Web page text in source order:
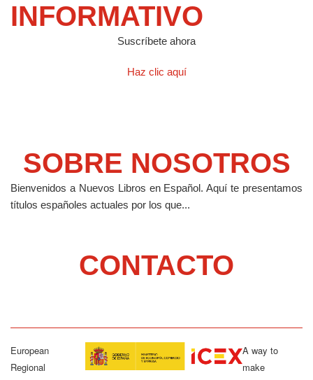
INFORMATIVO
Suscríbete ahora
Haz clic aquí
SOBRE NOSOTROS
Bienvenidos a Nuevos Libros en Español.Aquí te presentamos
títulos españoles actuales por los que...
CONTACTO
European
Regional
A way to
make